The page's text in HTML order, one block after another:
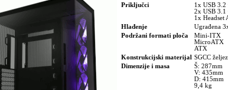
Priključci
1x USB 3.2
2x USB 3.1
1x Headset
Hlađenje
Ugrađena
Podržani formati ploča
Mini-ITX
MicroATX
ATX
Konstrukcijski materijal SGCC
Dimenzije i masa
Š: 287mm
V: 435mm
D: 415mm
9,4 kg